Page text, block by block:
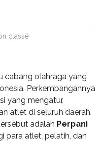
classé
cabang olahraga yang
Perkembangannya
yang mengatur,
atlet di seluruh daerah.
adalah Perpani
para atlet, pelatih, dan